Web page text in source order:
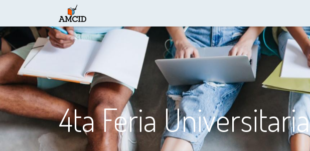
4ta Feria